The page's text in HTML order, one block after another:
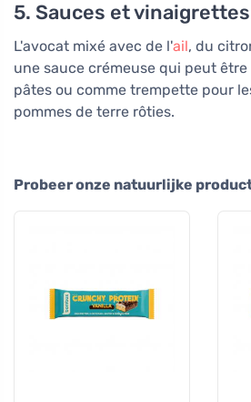
5. Sauces et
L'avocat mixé avec de l'ail, du
une sauce crémeuse qui peut
pâtes ou comme trempette pour
pommes de terre rôties.
Probeer onze natuurlijke